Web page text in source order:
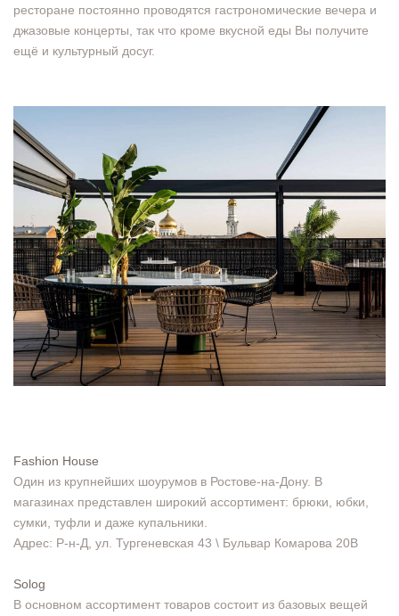
ресторане постоянно проводятся гастрономические вечера и
джазовые концерты, так что кроме вкусной еды Вы получите
ещё и культурный досуг.
Fashion House
Один из крупнейших шоурумов в Ростове-на-Дону. В
магазинах представлен широкий ассортимент: брюки, юбки,
сумки, туфли и даже купальники.
Адрес: Р-н-Д, ул. Тургеневская 43 \ Бульвар Комарова 20В
Solog
В основном ассортимент товаров состоит из базовых вещей